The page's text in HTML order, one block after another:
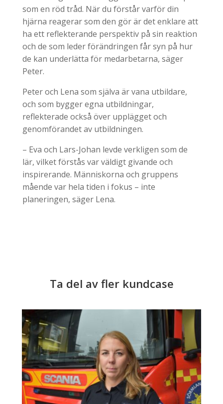
som en röd tråd. När du förstår varför din
hjärna reagerar som den gör är det enklare att
ha ett reflekterande perspektiv på sin reaktion
och de som leder förändringen får syn på hur
de kan underlätta för medarbetarna, säger
Peter.
Peter och Lena som själva är vana utbildare,
och som bygger egna utbildningar,
reflekterade också över upplägget och
genomförandet av utbildningen.
– Eva och Lars-Johan levde verkligen som de
lär, vilket förstås var väldigt givande och
inspirerande. Människorna och gruppens
mående var hela tiden i fokus – inte
planeringen, säger Lena.
Ta del av fler kundcase